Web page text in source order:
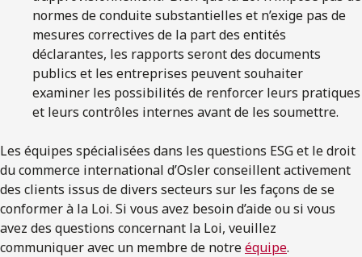
normes de conduite substantielles et n’exige pas de
mesures correctives de la part des entités
déclarantes, les rapports seront des documents
publics et les entreprises peuvent souhaiter
examiner les possibilités de renforcer leurs pratiques
et leurs contrôles internes avant de les soumettre.
Les équipes spécialisées dans les questions ESG et le droit
du commerce international d’Osler conseillent activement
des clients issus de divers secteurs sur les façons de se
conformer à la Loi. Si vous avez besoin d’aide ou si vous
avez des questions concernant la Loi, veuillez
communiquer avec un membre de notreéquipe.